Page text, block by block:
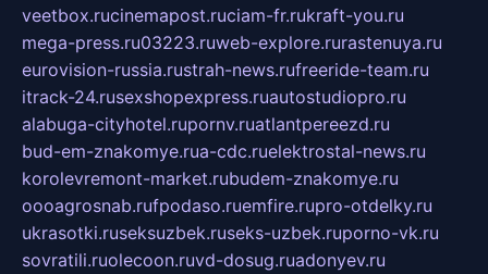
veetbox.rucinemapost.ruciam-fr.rukraft-you.ru
mega-press.ru03223.ruweb-explore.rurastenuya.ru
eurovision-russia.rustrah-news.rufreeride-team.ru
itrack-24.rusexshopexpress.ruautostudiopro.ru
alabuga-cityhotel.rupornv.ruatlantpereezd.ru
bud-em-znakomye.rua-cdc.ruelektrostal-news.ru
korolevremont-market.rubudem-znakomye.ru
oooagrosnab.rufpodaso.ruemfire.rupro-otdelky.ru
ukrasotki.ruseksuzbek.ruseks-uzbek.ruporno-vk.ru
sovratili.ruolecoon.ruvd-dosug.ruadonyev.ru